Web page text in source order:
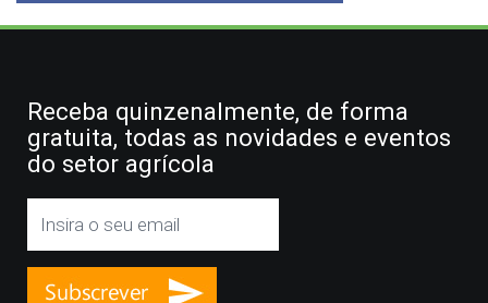
Receba quinzenalmente, de forma
gratuita, todas as novidades e eventos
do setor agrícola